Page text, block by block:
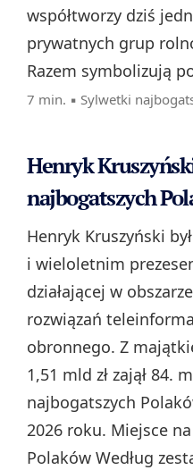
współtworzy dziś
prywatnych grup
Razem symbolizują
7 min. ▪ Sylwetki
Henryk
najbogatszych
Henryk Kruszyński
i wieloletnim
działającej w
rozwiązań
obronnego. Z
1,51 mld zł zajął 84.
najbogatszych
2026 roku. Miejsce
Polaków Według